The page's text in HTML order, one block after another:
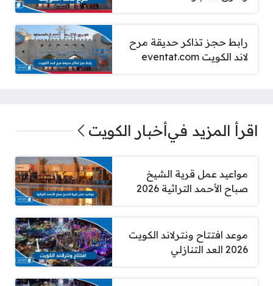
رابط حجز تذاكر حديقة مرح
لاند الكويت eventat.com
اقرأ المزيد فيأخبار الكويت
مواعيد عمل قرية الشيخ
صباح الأحمد التراثية 2026
موعد افتتاح ونترلاند الكويت
2026 العد التنازلي